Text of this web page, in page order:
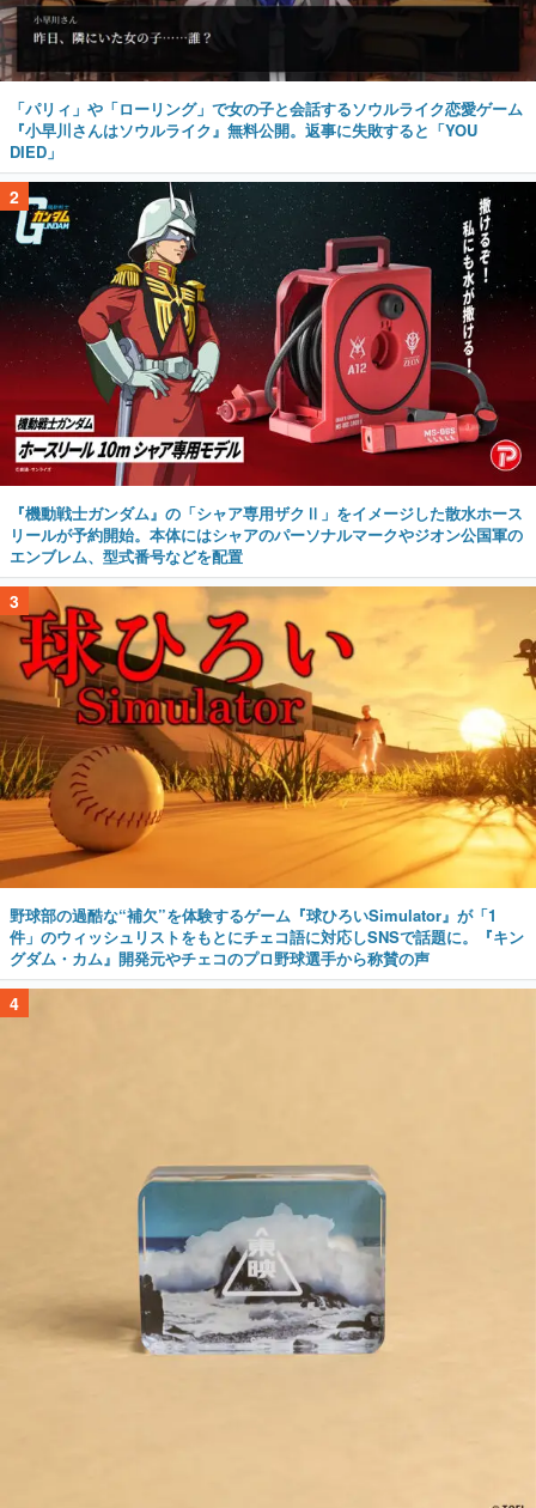
「パリィ」や「ローリング」で女の子と会話するソウルライク恋愛ゲーム
『小早川さんはソウルライク』無料公開。返事に失敗すると「YOU
DIED」
2
『機動戦士ガンダム』の「シャア専用ザクⅡ」をイメージした散水ホース
リールが予約開始。本体にはシャアのパーソナルマークやジオン公国軍の
エンブレム、型式番号などを配置
3
野球部の過酷な“補欠”を体験するゲーム『球ひろいSimulator』が「1
件」のウィッシュリストをもとにチェコ語に対応しSNSで話題に。『キン
グダム・カム』開発元やチェコのプロ野球選手から称賛の声
4